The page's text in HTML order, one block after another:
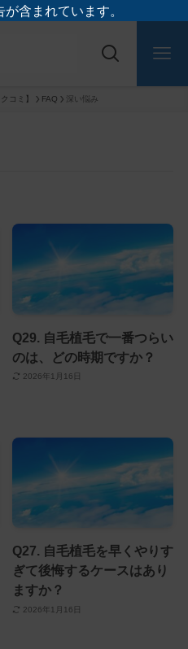
含まれています。
コミ】 FAQ 深い悩み
Q29. 自毛植毛で一番つらい
のは、どの時期ですか？
2026年1月16日
Q27. 自毛植毛を早くやりす
ぎて後悔するケースはあり
ますか？
2026年1月16日